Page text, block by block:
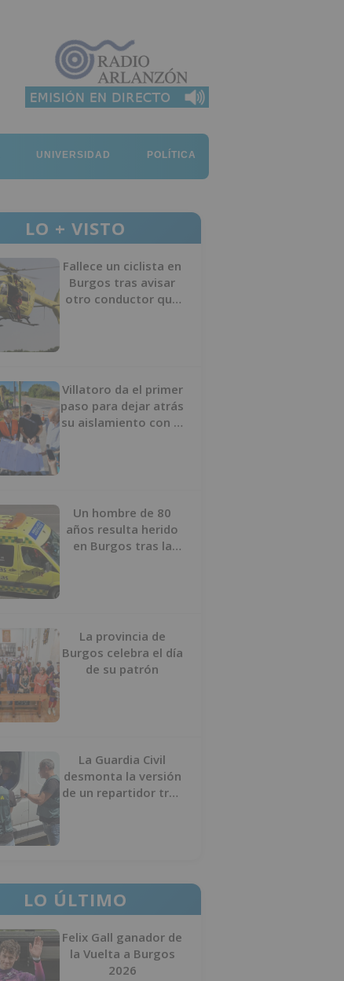
UNIVERSIDAD POLÍTICA
LO + VISTO
Fallece un ciclista en
Burgos tras avisar
otro conductor que
Villatoro da el primer
paso para dejar atrás
su aislamiento con el
Un hombre de 80
años resulta herido
en Burgos tras la
La provincia de
Burgos celebra el día
de su patrón
La Guardia Civil
desmonta la versión
de un repartidor tras
LO ÚLTIMO
Felix Gall ganador de
la Vuelta a Burgos
2026